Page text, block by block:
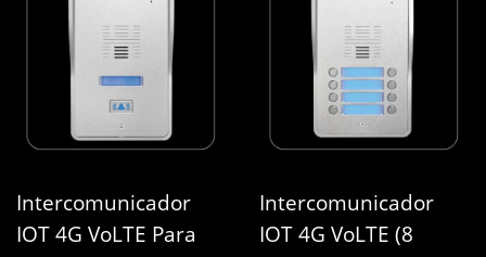
Intercomunicador
IOT 4G VoLTE Para
Intercomunicador
IOT 4G VoLTE (8